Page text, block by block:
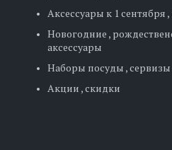
Аксессуары к 1 сентября
Новогодние ,
аксессуары
Наборы посуды , сервизы
Акции , скидки